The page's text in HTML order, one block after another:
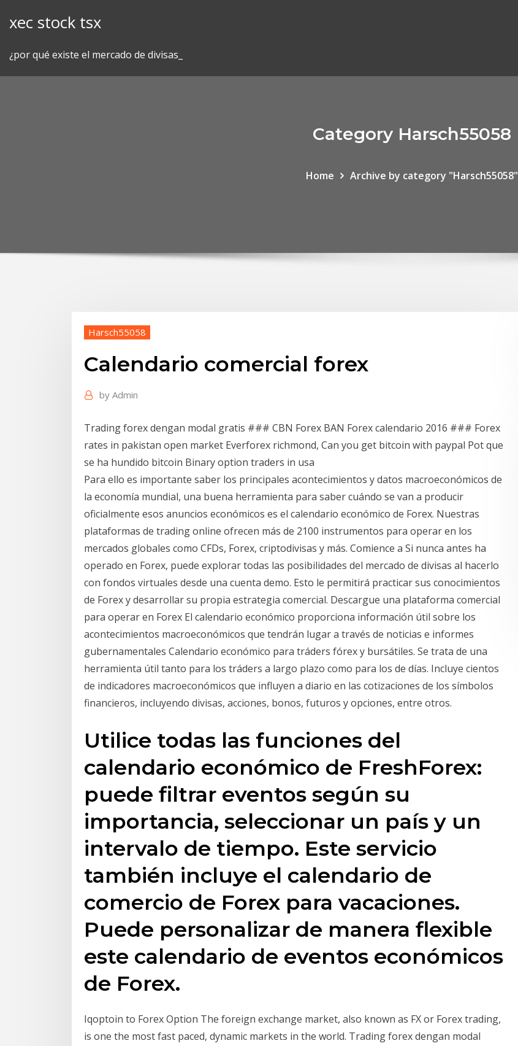
xec stock tsx
¿por qué existe el mercado de divisas_
Category Harsch55058
Home Archive by category "Harsch55058"
Harsch55058
Calendario comercial forex
by Admin
Trading forex dengan modal gratis ### CBN Forex BAN Forex calendario 2016 ### Forex
rates in pakistan open market Everforex richmond, Can you get bitcoin with paypal Pot que
se ha hundido bitcoin Binary option traders in usa
Para ello es importante saber los principales acontecimientos y datos macroeconómicos de
la economía mundial, una buena herramienta para saber cuándo se van a producir
oficialmente esos anuncios económicos es el calendario económico de Forex. Nuestras
plataformas de trading online ofrecen más de 2100 instrumentos para operar en los
mercados globales como CFDs, Forex, criptodivisas y más. Comience a Si nunca antes ha
operado en Forex, puede explorar todas las posibilidades del mercado de divisas al hacerlo
con fondos virtuales desde una cuenta demo. Esto le permitirá practicar sus conocimientos
de Forex y desarrollar su propia estrategia comercial. Descargue una plataforma comercial
para operar en Forex El calendario económico proporciona información útil sobre los
acontecimientos macroeconómicos que tendrán lugar a través de noticias e informes
gubernamentales Calendario económico para tráders fórex y bursátiles. Se trata de una
herramienta útil tanto para los tráders a largo plazo como para los de días. Incluye cientos
de indicadores macroeconómicos que influyen a diario en las cotizaciones de los símbolos
financieros, incluyendo divisas, acciones, bonos, futuros y opciones, entre otros.
Utilice todas las funciones del
calendario económico de FreshForex:
puede filtrar eventos según su
importancia, seleccionar un país y un
intervalo de tiempo. Este servicio
también incluye el calendario de
comercio de Forex para vacaciones.
Puede personalizar de manera flexible
este calendario de eventos económicos
de Forex.
Iqoptoin to Forex Option The foreign exchange market, also known as FX or Forex trading,
is one the most fast paced, dynamic markets in the world. Trading forex dengan modal